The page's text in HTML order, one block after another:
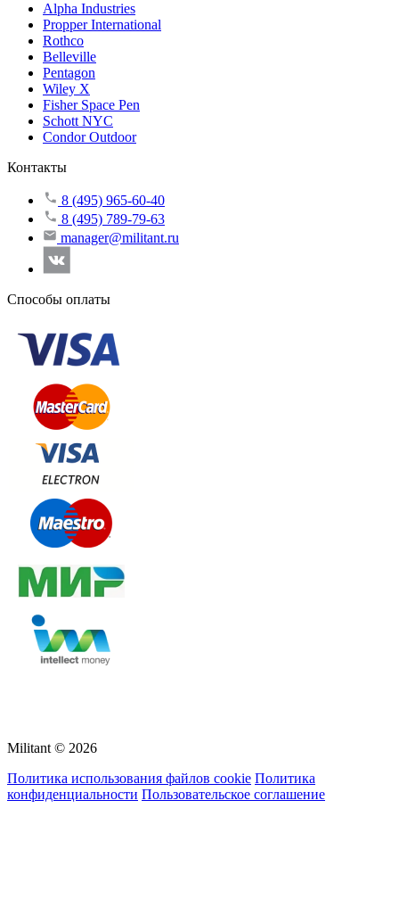
Alpha Industries
Propper International
Rothco
Belleville
Pentagon
Wiley X
Fisher Space Pen
Schott NYC
Condor Outdoor
Контакты
8 (495) 965-60-40
8 (495) 789-79-63
manager@militant.ru
Способы оплаты
Militant © 2026
Политика использования файлов cookie Политика
конфиденциальности Пользовательское соглашение